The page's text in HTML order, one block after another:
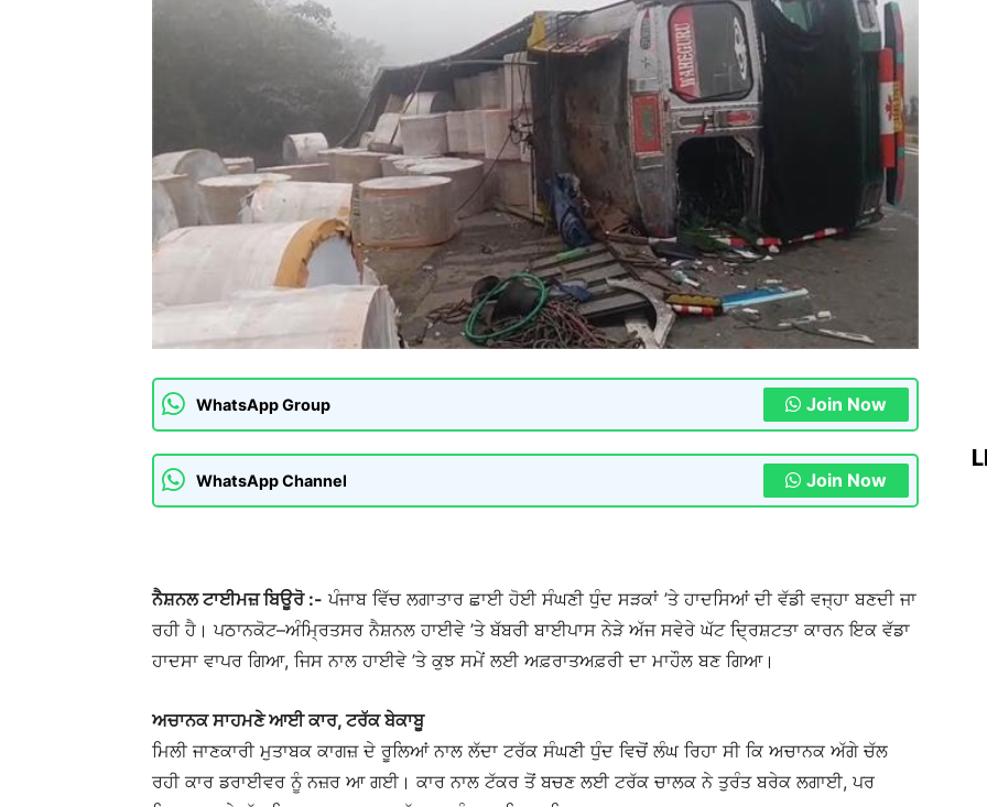
WhatsApp Group Join Now
WhatsApp Channel Join Now
ਨੈਸ਼ਨਲ ਟਾਈਮਜ਼ ਬਿਊਰੋ :- ਪੰਜਾਬ ਵਿੱਚ ਲਗਾਤਾਰ ਛਾਈ ਹੋਈ ਸੰਘਣੀ ਧੁੰਦ ਸੜਕਾਂ ’ਤੇ ਹਾਦਸਿਆਂ ਦੀ ਵੱਡੀ ਵਜ੍ਹਾ ਬਣਦੀ ਜਾ
ਰਹੀ ਹੈ। ਪਠਾਨਕੋਟ–ਅੰਮ੍ਰਿਤਸਰ ਨੈਸ਼ਨਲ ਹਾਈਵੇ ’ਤੇ ਬੱਬਰੀ ਬਾਈਪਾਸ ਨੇੜੇ ਅੱਜ ਸਵੇਰੇ ਘੱਟ ਦ੍ਰਿਸ਼ਟਤਾ ਕਾਰਨ ਇਕ ਵੱਡਾ
ਹਾਦਸਾ ਵਾਪਰ ਗਿਆ, ਜਿਸ ਨਾਲ ਹਾਈਵੇ ’ਤੇ ਕੁਝ ਸਮੇਂ ਲਈ ਅਫ਼ਰਾਤਅਫ਼ਰੀ ਦਾ ਮਾਹੌਲ ਬਣ ਗਿਆ।
ਅਚਾਨਕ ਸਾਹਮਣੇ ਆਈ ਕਾਰ, ਟਰੱਕ ਬੇਕਾਬੂ
ਮਿਲੀ ਜਾਣਕਾਰੀ ਮੁਤਾਬਕ ਕਾਗਜ਼ ਦੇ ਰੂਲਿਆਂ ਨਾਲ ਲੱਦਾ ਟਰੱਕ ਸੰਘਣੀ ਧੁੰਦ ਵਿਚੋਂ ਲੰਘ ਰਿਹਾ ਸੀ ਕਿ ਅਚਾਨਕ ਅੱਗੇ ਚੱਲ
ਰਹੀ ਕਾਰ ਡਰਾਈਵਰ ਨੂੰ ਨਜ਼ਰ ਆ ਗਈ। ਕਾਰ ਨਾਲ ਟੱਕਰ ਤੋਂ ਬਚਣ ਲਈ ਟਰੱਕ ਚਾਲਕ ਨੇ ਤੁਰੰਤ ਬਰੇਕ ਲਗਾਈ, ਪਰ